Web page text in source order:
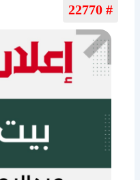
# 22770